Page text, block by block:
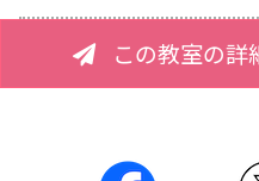
この教室の詳